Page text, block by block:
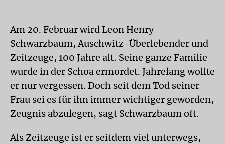
Am 20. Februar wird Leon Henry
Schwarzbaum, Auschwitz-Überlebender und
Zeitzeuge, 100 Jahre alt. Seine ganze Familie
wurde in der Schoa ermordet. Jahrelang wollte
er nur vergessen. Doch seit dem Tod seiner
Frau sei es für ihn immer wichtiger geworden,
Zeugnis abzulegen, sagt Schwarzbaum oft.
Als Zeitzeuge ist er seitdem viel unterwegs,